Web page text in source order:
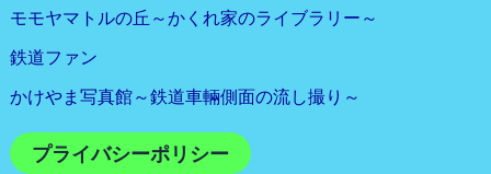
モモヤマトルの丘～かくれ家のライブラリー～
鉄道ファン
かけやま写真館～鉄道車輛側面の流し撮り～
プライバシーポリシー